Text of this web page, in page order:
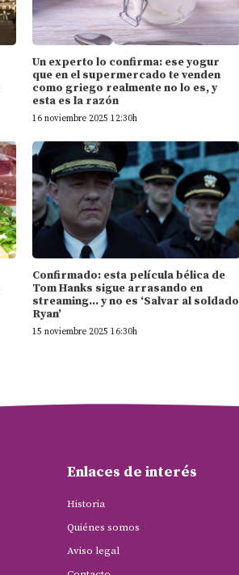
Un experto lo confirma: ese yogur
que en el supermercado te venden
como griego realmente no lo es, y
esta es la razón
16 noviembre 2025 12:30h
Confirmado: esta película bélica de
Tom Hanks sigue arrasando en
streaming… y no es ‘Salvar al soldado
Ryan’
15 noviembre 2025 16:30h
Enlaces de interés
Historia
Quiénes somos
Aviso legal